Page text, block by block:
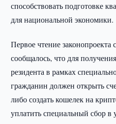
способствовать подготовке
для национальной экономики.
Первое чтение законопроекта
сообщалось, что для
резидента в рамках
гражданин должен открыть
либо создать кошелек на
уплатить специальный сбор в